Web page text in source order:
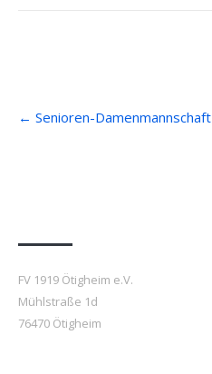
navigation
← Senioren-Damenmannschaft
FV 1919 Ötigheim e.V.
Mühlstraße 1d
76470 Ötigheim